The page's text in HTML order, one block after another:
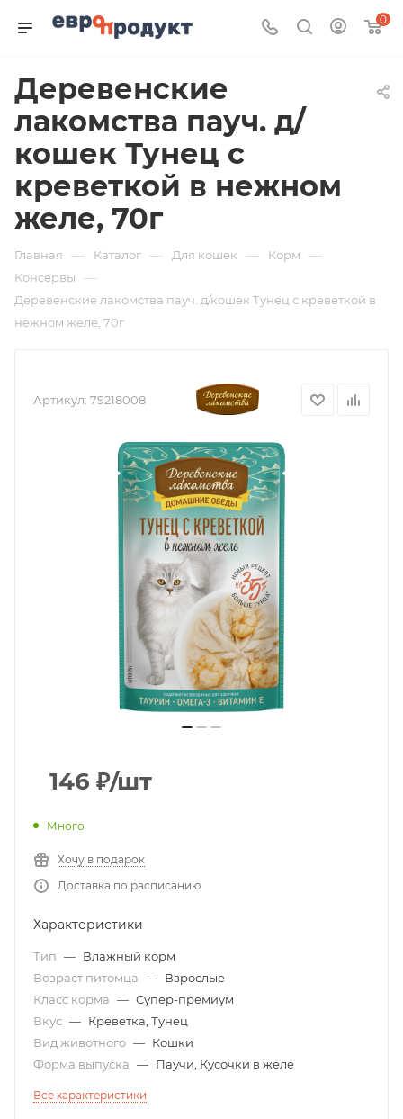
0
Деревенские
лакомства пауч. д/
кошек Тунец с
креветкой в нежном
желе, 70г
Главная — Каталог — Для кошек — Корм —
Консервы —
Деревенские лакомства пауч. д/кошек Тунец с креветкой в
нежном желе, 70г
Артикул: 79218008
146 ₽/шт
Много
Хочу в подарок
Доставка по расписанию
Характеристики
Тип — Влажный корм
Возраст питомца — Взрослые
Класс корма — Супер-премиум
Вкус — Креветка, Тунец
Вид животного — Кошки
Форма выпуска — Паучи, Кусочки в желе
Все характеристики